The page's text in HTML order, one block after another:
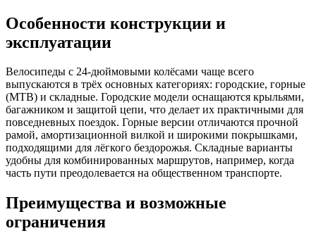
Особенности конструкции и
эксплуатации
Велосипеды с 24-дюймовыми колёсами чаще всего
выпускаются в трёх основных категориях: городские, горные
(MTB) и складные. Городские модели оснащаются крыльями,
багажником и защитой цепи, что делает их практичными для
повседневных поездок. Горные версии отличаются прочной
рамой, амортизационной вилкой и широкими покрышками,
подходящими для лёгкого бездорожья. Складные варианты
удобны для комбинированных маршрутов, например, когда
часть пути преодолевается на общественном транспорте.
Преимущества и возможные
ограничения